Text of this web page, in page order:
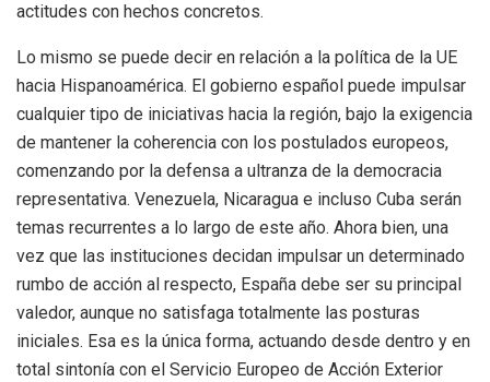
actitudes con hechos concretos.
Lo mismo se puede decir en relación a la política de la UE
hacia Hispanoamérica. El gobierno español puede impulsar
cualquier tipo de iniciativas hacia la región, bajo la exigencia
de mantener la coherencia con los postulados europeos,
comenzando por la defensa a ultranza de la democracia
representativa. Venezuela, Nicaragua e incluso Cuba serán
temas recurrentes a lo largo de este año. Ahora bien, una
vez que las instituciones decidan impulsar un determinado
rumbo de acción al respecto, España debe ser su principal
valedor, aunque no satisfaga totalmente las posturas
iniciales. Esa es la única forma, actuando desde dentro y en
total sintonía con el Servicio Europeo de Acción Exterior